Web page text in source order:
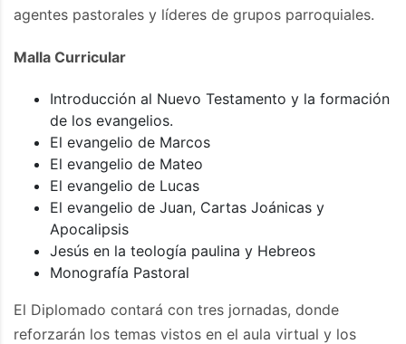
agentes pastorales y líderes de grupos parroquiales.
Malla Curricular
Introducción al Nuevo Testamento y la formación
de los evangelios.
El evangelio de Marcos
El evangelio de Mateo
El evangelio de Lucas
El evangelio de Juan, Cartas Joánicas y
Apocalipsis
Jesús en la teología paulina y Hebreos
Monografía Pastoral
El Diplomado contará con tres jornadas, donde
reforzarán los temas vistos en el aula virtual y los